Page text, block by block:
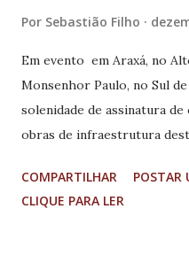
Por Sebastião Filho
Em evento em Araxá, no
Monsenhor Paulo, no Sul
solenidade de assinatura
obras de infraestrutura
contemplado pelo
Desenvolvimento
COMPARTILHAR
POSTAR
CLIQUE PARA LER